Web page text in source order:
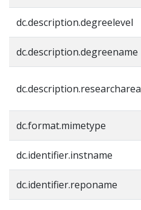
dc.description.degreelevel
dc.description.degreename
dc.description.researcharea
dc.format.mimetype
dc.identifier.instname
dc.identifier.reponame